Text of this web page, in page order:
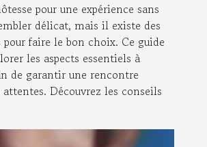
pour une expérience sans
délicat, mais il existe des
faire le bon choix. Ce guide
les aspects essentiels à
de garantir une rencontre
attentes. Découvrez les conseils